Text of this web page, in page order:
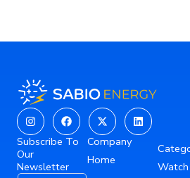
InstagramFacebook
X-
twitter
Linkedin
Subscribe To
Our
Newsletter
Company
Home
Watch